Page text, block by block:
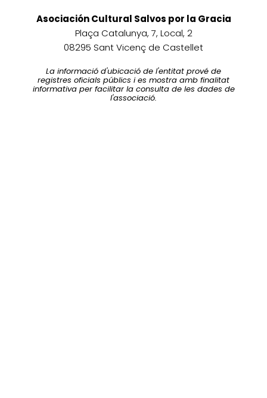
Asociación Cultural Salvos por la Gracia
Plaça Catalunya, 7, Local, 2
08295 Sant Vicenç de Castellet
La informació d'ubicació de l'entitat prové de
registres oficials públics i es mostra amb finalitat
informativa per facilitar la consulta de les dades de
l'associació.